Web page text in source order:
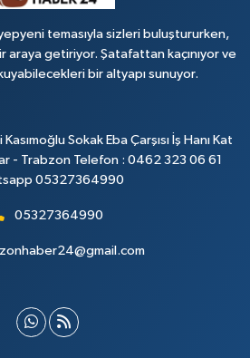
temasıyla sizleri buluştururken,
araya getiriyor. Şatafattan kaçınıyor ve
bir altyapı sunuyor.
Sokak Eba Çarşısı İş Hanı Kat
- Trabzon Telefon : 0462 323 06 61
05327364990
05327364990